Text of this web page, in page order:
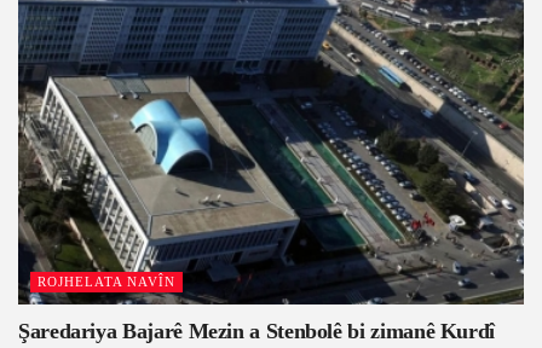
ROJHELATA NAVÎN
Şaredariya Bajarê Mezin a Stenbolê bi zimanê Kurdî